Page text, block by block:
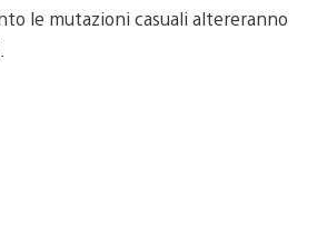
le mutazioni casuali altereranno